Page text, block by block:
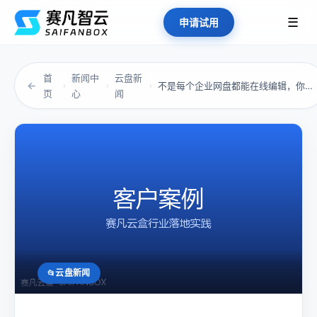
申请试用 ☰
←
首
页
›
新闻中
心
›
云盘新
闻
› 不是每个企业网盘都能在线编辑，你用的那款行不...
云盘新闻